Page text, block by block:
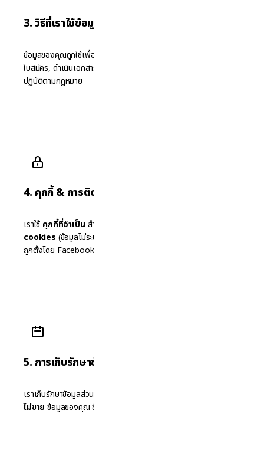
3. วิธีที่เราใช้ข้อมูล
ข้อมูลของคุณถูกใช้เพื่อ: ประเมินความเหมาะสม & ให้คำแนะนำ, เตรียม
ใบสมัคร, ดำเนินเอกสารวีซ่า, ส่งข้อมูลอัปเดต, ปรับปรุงเว็บไซต์ และ
ปฏิบัติตามกฎหมาย
4. คุกกี้ & การติดตาม
เราใช้ คุกกี้ที่จำเป็น สำหรับการทำงานของเว็บ,
cookies (ข้อมูลไม่ระบุตัวตน) และ
ถูกตั้งโดย Facebook/YouTube จัดการได้ในเบราว์เซอร์
5. การเก็บรักษาข้อมูล & ความปลอดภัย
เราเก็บรักษาข้อมูลส่วนบุคคลเฉพาะที่จำเป็น (โดยทั่วไปสูงสุด 7 ปี) เรา
ไม่ขาย ข้อมูลของคุณ ข้อมูลทั้งหมดส่งผ่านการเข้ารหัส HTTPS